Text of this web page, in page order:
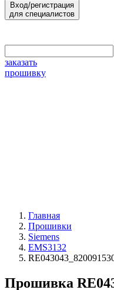
Вход/регистрация
для специалистов
заказать
прошивку
Главная
Прошивки
Siemens
EMS3132
Прошивка